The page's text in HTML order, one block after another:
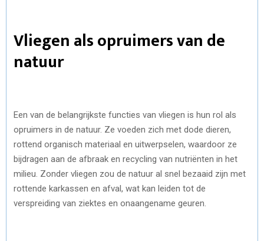
Vliegen als opruimers van de
natuur
Een van de belangrijkste functies van vliegen is hun rol als
opruimers in de natuur. Ze voeden zich met dode dieren,
rottend organisch materiaal en uitwerpselen, waardoor ze
bijdragen aan de afbraak en recycling van nutriënten in het
milieu. Zonder vliegen zou de natuur al snel bezaaid zijn met
rottende karkassen en afval, wat kan leiden tot de
verspreiding van ziektes en onaangename geuren.